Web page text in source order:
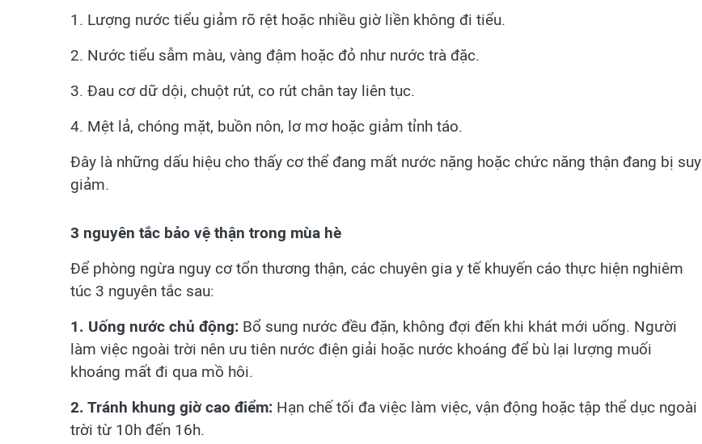
1. Lượng nước tiểu giảm rõ rệt hoặc nhiều giờ liền không đi tiểu.
2. Nước tiểu sẫm màu, vàng đậm hoặc đỏ như nước trà đặc.
3. Đau cơ dữ dội, chuột rút, co rút chân tay liên tục.
4. Mệt lả, chóng mặt, buồn nôn, lơ mơ hoặc giảm tỉnh táo.
Đây là những dấu hiệu cho thấy cơ thể đang mất nước nặng hoặc chức năng thận đang bị suy
giảm.
3 nguyên tắc bảo vệ thận trong mùa hè
Để phòng ngừa nguy cơ tổn thương thận, các chuyên gia y tế khuyến cáo thực hiện nghiêm
túc 3 nguyên tắc sau:
1. Uống nước chủ động: Bổ sung nước đều đặn, không đợi đến khi khát mới uống. Người
làm việc ngoài trời nên ưu tiên nước điện giải hoặc nước khoáng để bù lại lượng muối
khoáng mất đi qua mồ hôi.
2. Tránh khung giờ cao điểm: Hạn chế tối đa việc làm việc, vận động hoặc tập thể dục ngoài
trời từ 10h đến 16h.